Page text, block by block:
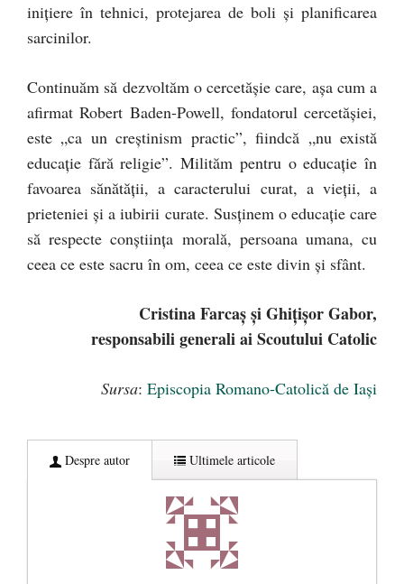
iniţiere în tehnici, protejarea de boli şi planificarea
sarcinilor.
Continuăm să dezvoltăm o cercetăşie care, aşa cum a
afirmat Robert Baden-Powell, fondatorul cercetăşiei,
este „ca un creştinism practic”, fiindcă „nu există
educaţie fără religie”. Milităm pentru o educaţie în
favoarea sănătăţii, a caracterului curat, a vieţii, a
prieteniei şi a iubirii curate. Susţinem o educaţie care
să respecte conştiinţa morală, persoana umana, cu
ceea ce este sacru în om, ceea ce este divin şi sfânt.
Cristina Farcaş şi Ghiţişor Gabor,
responsabili generali ai Scoutului Catolic
Sursa: Episcopia Romano-Catolică de Iaşi
Despre autor Ultimele articole